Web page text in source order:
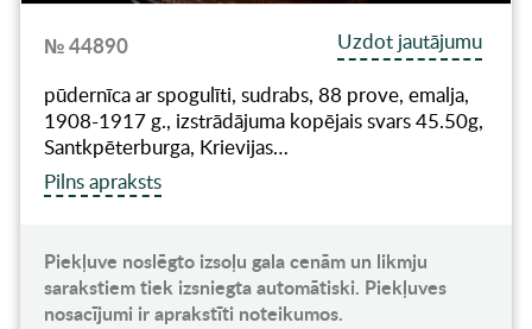
№ 44890
Uzdot jautājumu
pūdernīca ar spogulīti, sudrabs, 88 prove, emalja,
1908-1917 g., izstrādājuma kopējais svars 45.50g,
Santkpēterburga, Krievijas…
Pilns apraksts
Piekļuve noslēgto izsoļu gala cenām un likmju
sarakstiem tiek izsniegta automātiski. Piekļuves
nosacījumi ir aprakstīti noteikumos.